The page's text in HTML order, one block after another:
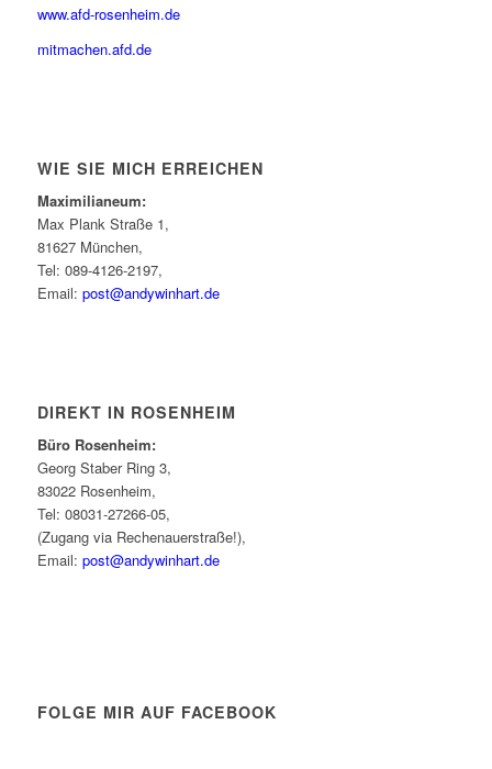
www.afd-rosenheim.de
mitmachen.afd.de
WIE SIE MICH ERREICHEN
Maximilianeum:
Max Plank Straße 1,
81627 München,
Tel: 089-4126-2197,
Email: post@andywinhart.de
DIREKT IN ROSENHEIM
Büro Rosenheim:
Georg Staber Ring 3,
83022 Rosenheim,
Tel: 08031-27266-05,
(Zugang via Rechenauerstraße!),
Email: post@andywinhart.de
FOLGE MIR AUF FACEBOOK